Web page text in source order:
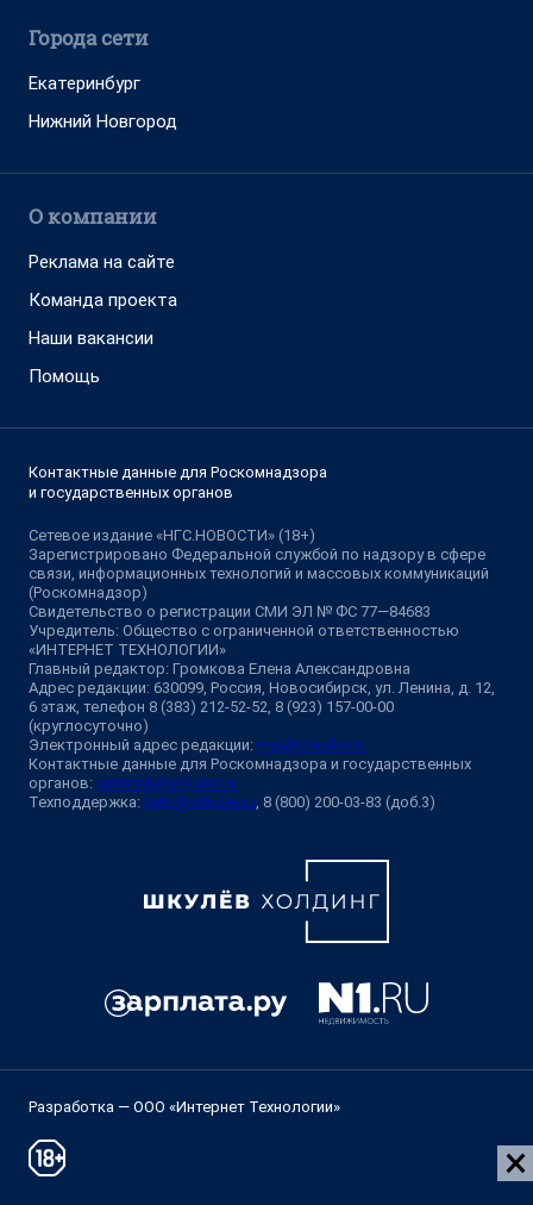
Города сети
Екатеринбург
Нижний Новгород
О компании
Реклама на сайте
Команда проекта
Наши вакансии
Помощь
Контактные данные для Роскомнадзора
и государственных органов
Сетевое издание «НГС.НОВОСТИ» (18+)
Зарегистрировано Федеральной службой по надзору в сфере
связи, информационных технологий и массовых коммуникаций
(Роскомнадзор)
Свидетельство о регистрации СМИ ЭЛ № ФС 77—84683
Учредитель: Общество с ограниченной ответственностью
«ИНТЕРНЕТ ТЕХНОЛОГИИ»
Главный редактор: Громкова Елена Александровна
Адрес редакции: 630099, Россия, Новосибирск, ул. Ленина, д. 12,
6 этаж, телефон 8 (383) 212-52-52, 8 (923) 157-00-00
(круглосуточно)
Электронный адрес редакции: ngs@shkulev.ru
Контактные данные для Роскомнадзора и государственных
органов: juristnsk@shkulev.ru
Техподдержка: help@shkulev.ru , 8 (800) 200-03-83 (доб.3)
Разработка — ООО «Интернет Технологии»